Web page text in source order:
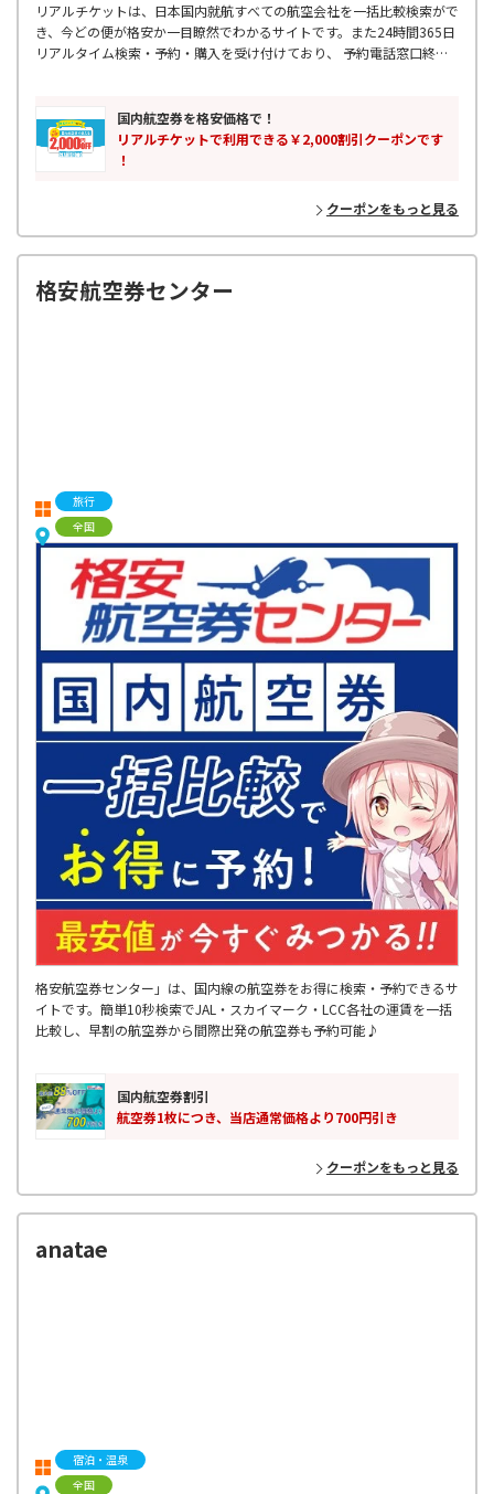
リアルチケットは、日本国内就航すべての航空会社を一括比較検索がで
き、今どの便が格安か一目瞭然でわかるサイトです。また24時間365日
リアルタイム検索・予約・購入を受け付けており、 予約電話窓口終了
購入をしていただけます。355日先の予約まででき、最大88%OFFの航
空券もご購入可能です。国内格安航空券はリアルチケットにお任せくだ
さい。
国内航空券を格安価格で！
リアルチケットで利用できる￥2,000割引クーポンです
！
クーポンをもっと見る
格安航空券センター
旅行
全国
格安航空券センター」は、国内線の航空券をお得に検索・予約できるサ
イトです。簡単10秒検索でJAL・スカイマーク・LCC各社の運賃を一括
比較し、早割の航空券から間際出発の航空券も予約可能♪
国内航空券割引
航空券1枚につき、当店通常価格より700円引き
クーポンをもっと見る
anatae
宿泊・温泉
全国